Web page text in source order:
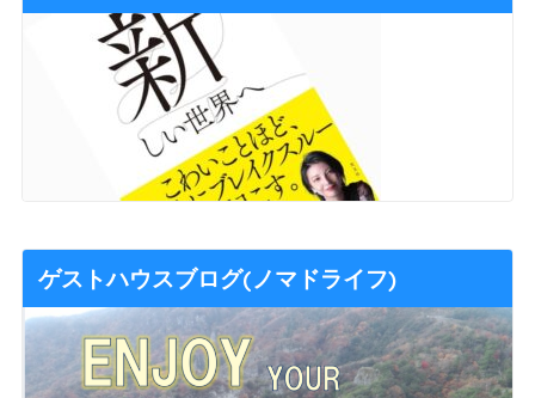
ゲストハウスブログ(ノマドライフ)